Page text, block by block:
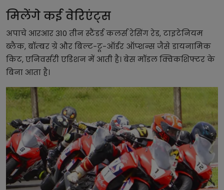
मिलेंगे कई वेरिएंट्स
अपाचे आरआर 310 तीन स्टैंडर्ड कलर्स रेसिंग रेड, टाइटेनियम
ब्लैक, बॉम्बर ग्रे और बिल्ट-टू-ऑर्डर ऑप्शन्स जैसे डायनामिक
किट, एनिवर्सरी एडिशन में आती है। बेस मॉडल क्विकशिफ्टर के
बिना आता है।